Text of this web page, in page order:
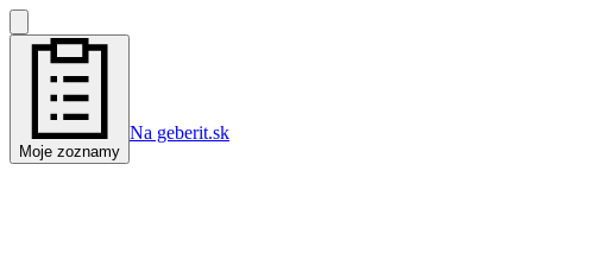
Moje zoznamy
Na geberit.sk